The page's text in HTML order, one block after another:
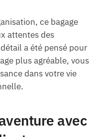
ce bagage
attentes des
a été pensé pour
plus agréable, vous
dans votre vie
avec